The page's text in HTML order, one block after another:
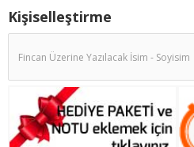
Kişiselleştirme